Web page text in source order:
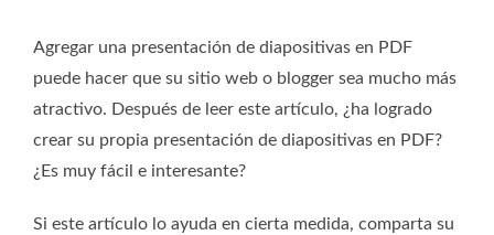
Agregar una presentación de diapositivas en PDF
puede hacer que su sitio web o blogger sea mucho más
atractivo. Después de leer este artículo, ¿ha logrado
crear su propia presentación de diapositivas en PDF?
¿Es muy fácil e interesante?
Si este artículo lo ayuda en cierta medida, comparta su